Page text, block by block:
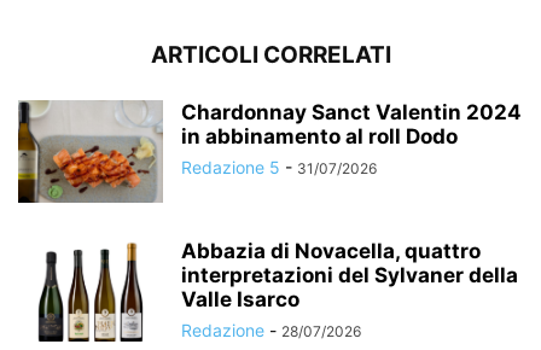
ARTICOLI CORRELATI
Chardonnay Sanct Valentin 2024
in abbinamento al roll Dodo
Redazione 5 - 31/07/2026
Abbazia di Novacella, quattro
interpretazioni del Sylvaner della
Valle Isarco
Redazione - 28/07/2026